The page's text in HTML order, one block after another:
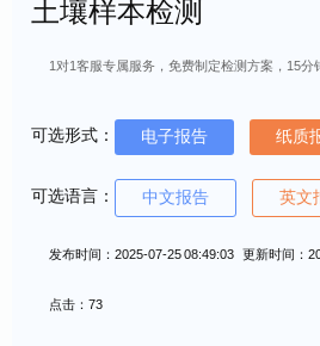
土壤样本检测
1对1客服专属服务，免费制定检测方案，15分
可选形式： 电子报告 纸质
可选语言： 中文报告 英文
发布时间：2025-07-25 08:49:03 更新时间：
点击：73